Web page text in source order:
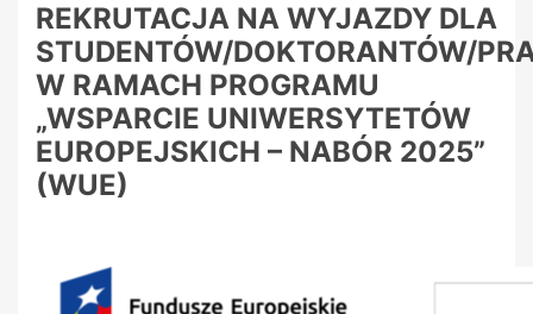
REKRUTACJA NA WYJAZDY DLA
STUDENTÓW/DOKTORANTÓW/
W RAMACH PROGRAMU
„WSPARCIE UNIWERSYTETÓW
EUROPEJSKICH – NABÓR 2025”
(WUE)